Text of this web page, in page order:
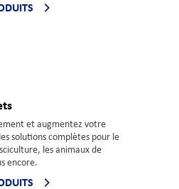
et augmentez votre
solutions complètes pour le
les animaux de
encore.